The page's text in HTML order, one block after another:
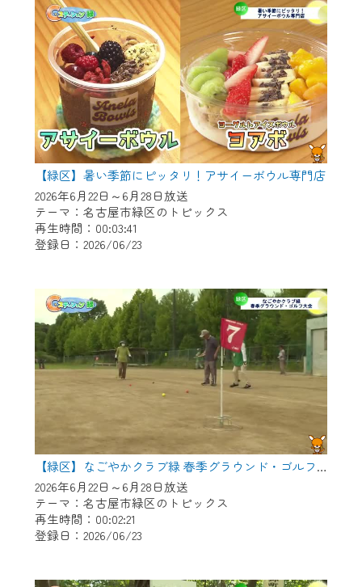
【緑区】暑い季節にピッタリ！アサイーボウル専門店
2026年6月22日～6月28日放送
テーマ：名古屋市緑区のトピックス
再生時間：00:03:41
登録日：2026/06/23
【緑区】なごやかクラブ緑 春季グラウンド・ゴルフ大会
2026年6月22日～6月28日放送
テーマ：名古屋市緑区のトピックス
再生時間：00:02:21
登録日：2026/06/23
作業の間は、CCNetWebTVの画面が「メン
テナンス中」になり、ご利用いただけませ
ん。
ご不便をおかけいたしますが、ご了承の程
よろしくお願いいたします。